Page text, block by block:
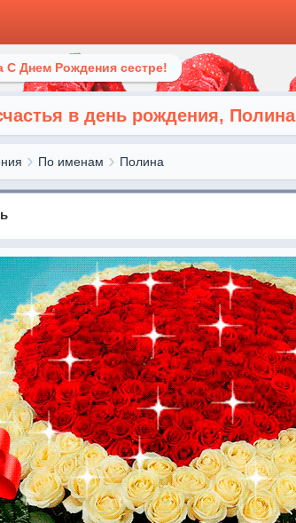
С Днем Рождения сестре!
в день рождения, Полина
По именам Полина